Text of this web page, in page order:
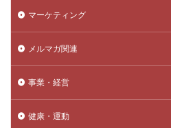
マーケティング
メルマガ関連
事業・経営
健康・運動